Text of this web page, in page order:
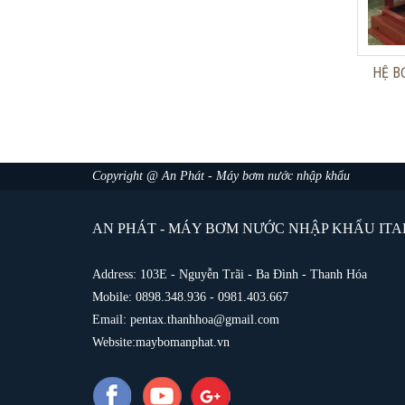
HỆ
Copyright @ An Phát - Máy bơm nước nhập khẩu
AN PHÁT - MÁY BƠM NƯỚC NHẬP KHẨU
Address: 103E - Nguyễn Trãi - Ba Đình - Thanh Hóa
Mobile: 0898.348.936 - 0981.403.667
Email: pentax.thanhhoa@gmail.com
Website:maybomanphat.vn